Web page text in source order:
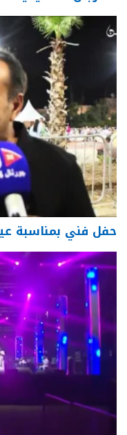
حفل فني بمناسبة